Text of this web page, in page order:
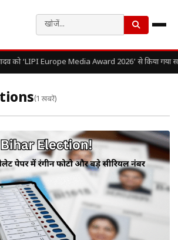
को ‘LIPI Europe Media Award 2026’ से किया गया
(1 खबरें)